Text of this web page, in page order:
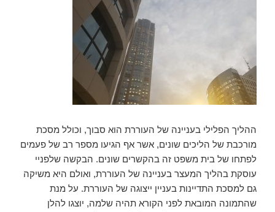
ההליך הפלילי בעניינה של העוררת הוא סבוך, וכולל מסכת
מורכבת של הליכים שונים, אשר אף הגיעו מספר רב של פעמים
לפתחו של בית משפט זה בהקשרים שונים. הבקשה שלפניי
עוסקת בהליך המעצר בעניינה של העוררת, ואולם היא משיקה
גם למסכת התדיינות בעניין ייצוגה של העוררת. על מנת
שהתמונה המובאת לפני הקורא תהיה שלמה, יוצגו להלן